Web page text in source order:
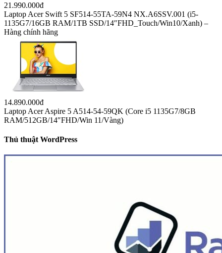
21.990.000đ
Laptop Acer Swift 5 SF514-55TA-59N4 NX.A6SSV.001 (i5-
1135G7/16GB RAM/1TB SSD/14″FHD_Touch/Win10/Xanh) –
Hàng chính hãng
14.890.000đ
Laptop Acer Aspire 5 A514-54-59QK (Core i5 1135G7/8GB
RAM/512GB/14″FHD/Win 11/Vàng)
Thủ thuật WordPress